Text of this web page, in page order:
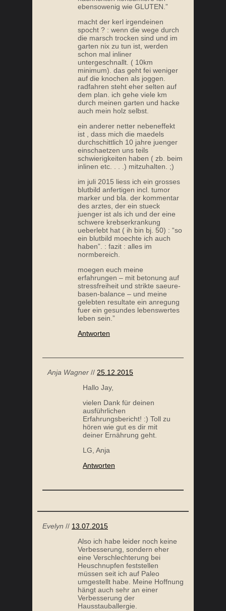
ebensowenig wie GLUTEN.”
macht der kerl irgendeinen
spocht ? : wenn die wege durch
die marsch trocken sind und im
garten nix zu tun ist, werden
schon mal inliner
untergeschnallt. ( 10km
minimum). das geht fei weniger
auf die knochen als joggen.
radfahren steht eher selten auf
dem plan. ich gehe viele km
durch meinen garten und hacke
auch mein holz selbst.
ein anderer netter nebeneffekt
ist , dass mich die maedels
durchschittlich 10 jahre juenger
einschaetzen uns teils
schwierigkeiten haben ( zb. beim
inlinen etc. . . .) mitzuhalten. ;)
im juli 2015 liess ich ein grosses
blutbild anfertigen incl. tumor
marker und bla. der kommentar
des arztes, der ein stueck
juenger ist als ich und der eine
schwere krebserkrankung
ueberlebt hat ( ih bin bj. 50) : “so
ein blutbild moechte ich auch
haben”. : fazit : alles im
normbereich.
moegen euch meine
erfahrungen – mit betonung auf
stressfreiheit und strikte saeure-
basen-balance – und meine
gelebten resultate ein anregung
fuer ein gesundes lebenswertes
leben sein.”
Antworten
Anja Wagner // 25.12.2015
Hallo Jay,
vielen Dank für deinen
ausführlichen
Erfahrungsbericht! :) Toll zu
hören wie gut es dir mit
deiner Ernährung geht.
LG, Anja
Antworten
Evelyn // 13.07.2015
Also ich habe leider noch keine
Verbesserung, sondern eher
eine Verschlechterung bei
Heuschnupfen feststellen
müssen seit ich auf Paleo
umgestellt habe. Meine Hoffnung
hängt auch sehr an einer
Verbesserung der
Hausstauballergie.